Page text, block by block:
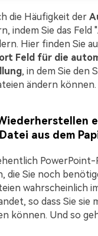
die Häufigkeit der
indem Sie das Feld "
Hier finden Sie
Feld für die
, in dem Sie den
ändern können.
aus dem
die Sie noch
wahrscheinlich
so dass Sie sie
können. Und so